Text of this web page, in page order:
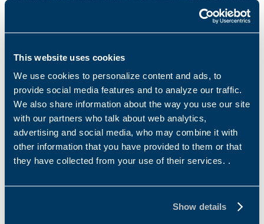
This website uses cookies
We use cookies to personalize content and ads, to
provide social media features and to analyze our traffic.
We also share information about the way you use our site
with our partners who talk about web analytics,
advertising and social media, who may combine it with
other information that you have provided to them or that
they have collected from your use of their services. .
Show details
VERANSTALTUNGEN
AUG.
19
iVT Expo USA
19 AUG. 2026
Presse